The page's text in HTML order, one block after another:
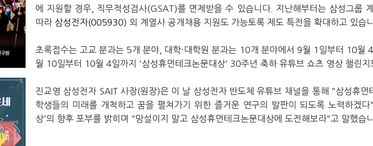
에 지원할 경우, 직무적성검사(GSAT)를 면제받을 수 있습니다. 지난해부터는 삼성그룹
따라 삼성전자(005930) 외 계열사 공개채용 지원도 가능토록 제도 특전을 확대하고 있습
초록접수는 고교 분과는 5개 분야, 대학·대학원 분과는 10개 분야에서 9월 1일부터 10월
월 10일부터 10월 4일까지 '삼성휴먼테크논문대상' 30주년 축하 유튜브 쇼츠 영상 챌린지
진교영 삼성전자 SAIT 사장(원장)은 이 날 삼성전자 반도체 유튜브 채널을 통해 "삼성휴먼
학생들의 미래를 개척하고 꿈을 펼쳐가기 위한 즐거운 연구의 발판이 되도록 노력하겠다
상'의 향후 포부를 밝히며 "망설이지 말고 삼성휴먼테크논문대상에 도전해보라"고 말했습